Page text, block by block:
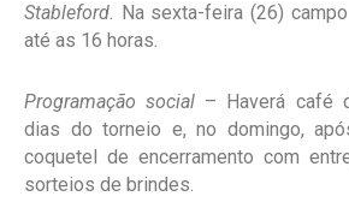
Stableford. Na sexta-feira (26)
até as 16 horas.
Programação social – Haverá café
dias do torneio e, no domingo,
coquetel de encerramento com
sorteios de brindes.